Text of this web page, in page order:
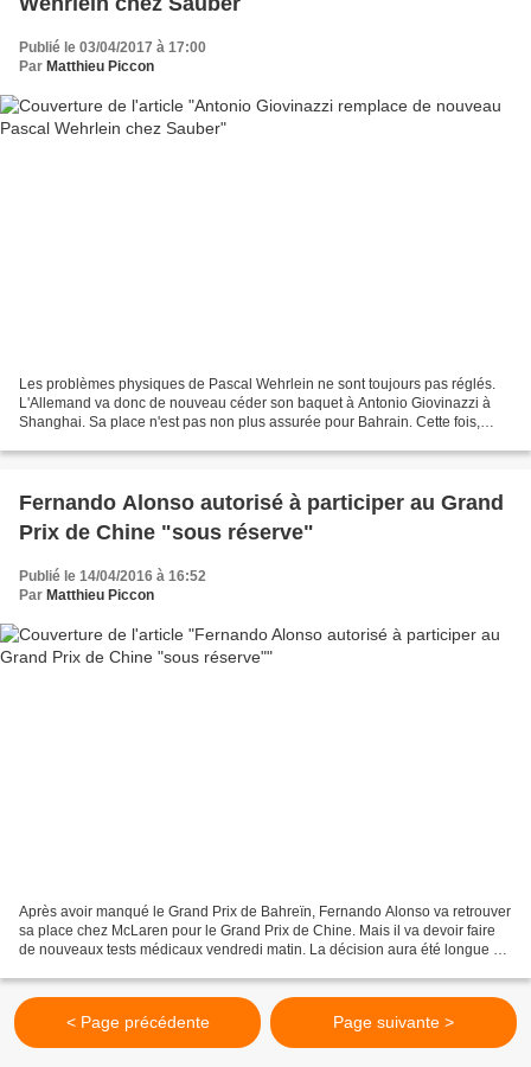
Publié le 03/04/2017 à 17:00
Par Matthieu Piccon
Les problèmes physiques de Pascal Wehrlein ne sont toujours pas réglés.
L'Allemand va donc de nouveau céder son baquet à Antonio Giovinazzi à
Shanghai. Sa place n'est pas non plus assurée pour Bahrain. Cette fois,
Fernando Alonso autorisé à participer au Grand
Prix de Chine "sous réserve"
Publié le 14/04/2016 à 16:52
Par Matthieu Piccon
Après avoir manqué le Grand Prix de Bahreïn, Fernando Alonso va retrouver
sa place chez McLaren pour le Grand Prix de Chine. Mais il va devoir faire
de nouveaux tests médicaux vendredi matin. La décision aura été longue à
< Page précédente Page suivante >